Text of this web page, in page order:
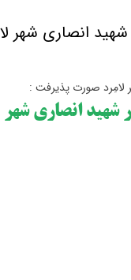
انصاری شهر
لامِرد صورت پذیرفت :
شهید انصاری شهر